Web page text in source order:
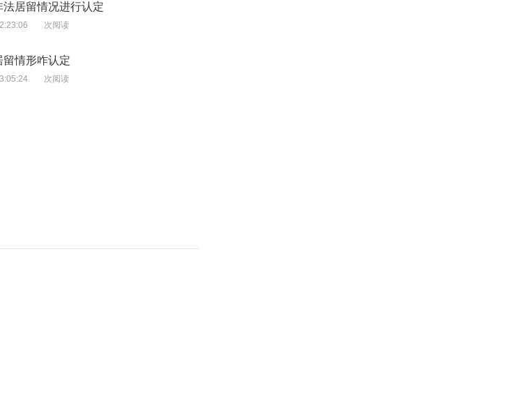
法居留情况进行认定
次阅读
留情形咋认定
次阅读